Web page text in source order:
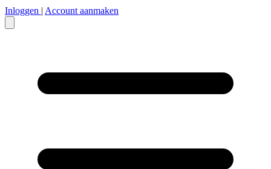
Inloggen | Account aanmaken